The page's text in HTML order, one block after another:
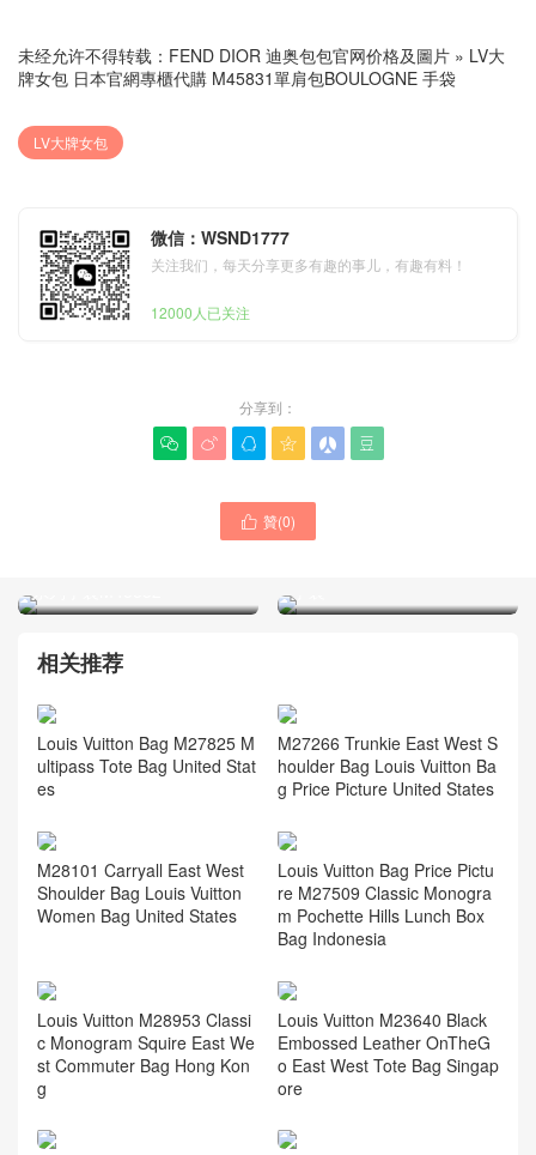
未经允许不得转载： FEND DIOR 迪奥包包官网价格及圖片 » LV大
牌女包 日本官網專櫃代購 M45831單肩包BOULOGNE 手袋
LV大牌女包
微信：WSND1777
关注我们，每天分享更多有趣的事儿，有趣有料！
12000人已关注
分享到：
     
 贊(0)
路易威登LV品牌屬於什麽檔
系列手袋M45832
LV經典款式有那些 LV新加坡
手袋
相关推荐
Louis Vuitton Bag M27825 M
ultipass Tote Bag United Stat
es
M27266 Trunkie East West S
houlder Bag Louis Vuitton Ba
g Price Picture United States
M28101 Carryall East West
Shoulder Bag Louis Vuitton
Women Bag United States
Louis Vuitton Bag Price Pictu
re M27509 Classic Monogra
m Pochette Hills Lunch Box
Bag Indonesia
Louis Vuitton M28953 Classi
c Monogram Squire East We
st Commuter Bag Hong Kon
g
Louis Vuitton M23640 Black
Embossed Leather OnTheG
o East West Tote Bag Singap
ore